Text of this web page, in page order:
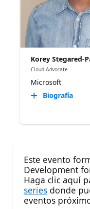
Korey Stegared-
Cloud Advocate
Microsoft
Biografía
Este evento
Development
Haga clic aquí
seriesdonde
eventos